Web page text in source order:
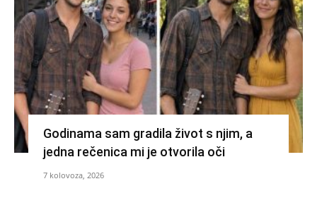
Godinama sam gradila život s njim, a
jedna rečenica mi je otvorila oči
7 kolovoza, 2026